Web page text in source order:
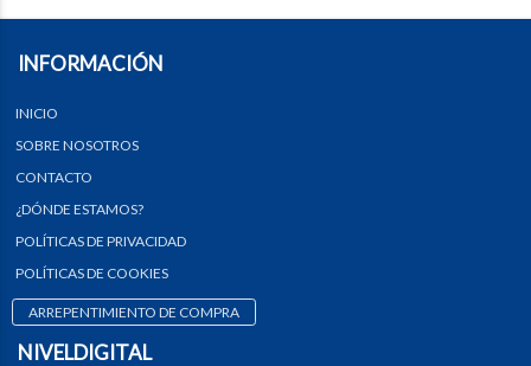
INFORMACIÓN
INICIO
SOBRE NOSOTROS
CONTACTO
¿DÓNDE ESTAMOS?
POLÍTICAS DE PRIVACIDAD
POLÍTICAS DE COOKIES
ARREPENTIMIENTO DE COMPRA
NIVELDIGITAL